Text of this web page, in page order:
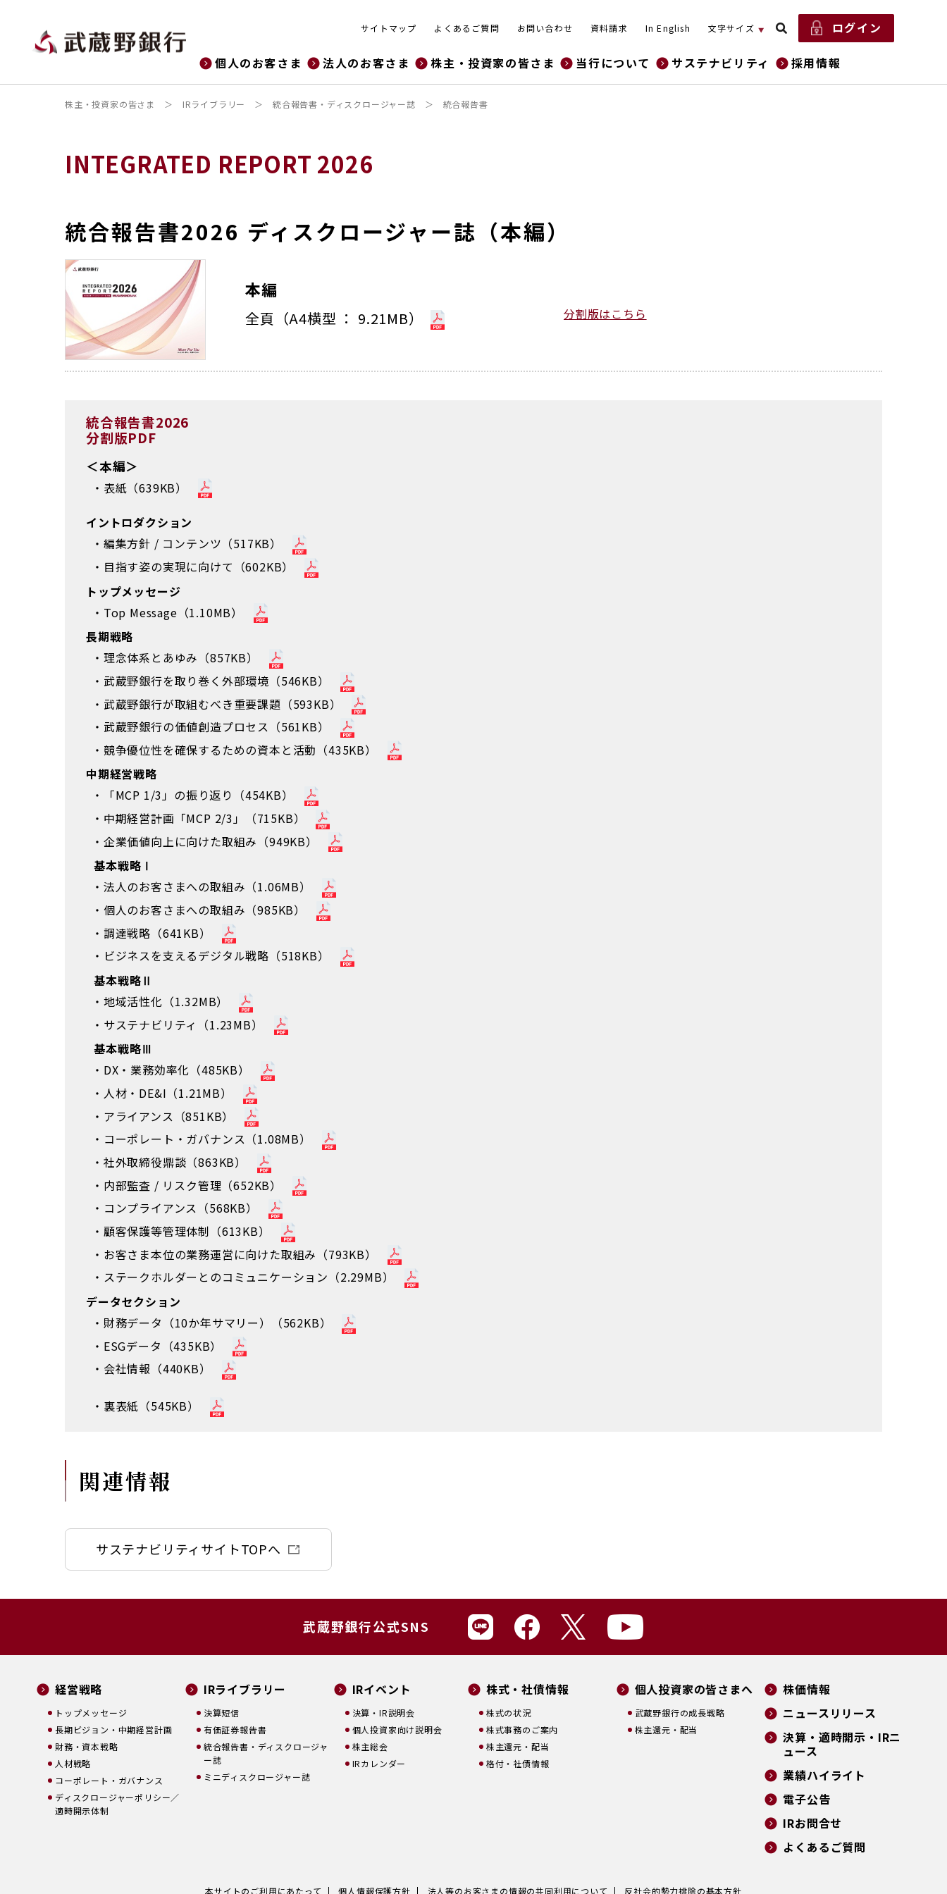
サイトマップ よくあるご質問 お問い合わせ 資料請求 In English 文字サイズ ログイン
個人のお客さま 法人のお客さま 株主・投資家の皆さま 当行について サステナビリティ 採用情報
株主・投資家の皆さま IRライブラリー 統合報告書・ディスクロージャー誌 統合報告書
INTEGRATED REPORT 2026
統合報告書2026 ディスクロージャー誌（本編）
本編
全頁（A4横型 ： 9.21MB） 分割版はこちら
統合報告書2026
分割版PDF
＜本編＞
表紙（639KB）
イントロダクション
編集方針 / コンテンツ（517KB）
目指す姿の実現に向けて（602KB）
トップメッセージ
Top Message（1.10MB）
長期戦略
理念体系とあゆみ（857KB）
武蔵野銀行を取り巻く外部環境（546KB）
武蔵野銀行が取組むべき重要課題（593KB）
武蔵野銀行の価値創造プロセス（561KB）
競争優位性を確保するための資本と活動（435KB）
中期経営戦略
「MCP 1/3」の振り返り（454KB）
中期経営計画「MCP 2/3」（715KB）
企業価値向上に向けた取組み（949KB）
基本戦略Ⅰ
法人のお客さまへの取組み（1.06MB）
個人のお客さまへの取組み（985KB）
調達戦略（641KB）
ビジネスを支えるデジタル戦略（518KB）
基本戦略Ⅱ
地域活性化（1.32MB）
サステナビリティ（1.23MB）
基本戦略Ⅲ
DX・業務効率化（485KB）
人材・DE&I（1.21MB）
アライアンス（851KB）
コーポレート・ガバナンス（1.08MB）
社外取締役鼎談（863KB）
内部監査 / リスク管理（652KB）
コンプライアンス（568KB）
顧客保護等管理体制（613KB）
お客さま本位の業務運営に向けた取組み（793KB）
ステークホルダーとのコミュニケーション（2.29MB）
データセクション
財務データ（10か年サマリー）（562KB）
ESGデータ（435KB）
会社情報（440KB）
裏表紙（545KB）
関連情報
サステナビリティサイトTOPへ
武蔵野銀行公式SNS
経営戦略
トップメッセージ
長期ビジョン・中期経営計画
財務・資本戦略
人材戦略
コーポレート・ガバナンス
ディスクロージャーポリシー／
適時開示体制
IRライブラリー
決算短信
有価証券報告書
統合報告書・ディスクロージャ
ー誌
ミニディスクロージャー誌
IRイベント
決算・IR説明会
個人投資家向け説明会
株主総会
IRカレンダー
株式・社債情報
株式の状況
株式事務のご案内
株主還元・配当
格付・社債情報
個人投資家の皆さまへ
武蔵野銀行の成長戦略
株主還元・配当
株価情報
ニュースリリース
決算・適時開示・IRニ
ュース
業績ハイライト
電子公告
IRお問合せ
よくあるご質問
本サイトのご利用にあたって 個人情報保護方針 法人等のお客さまの情報の共同利用について 反社会的勢力排除の基本方針